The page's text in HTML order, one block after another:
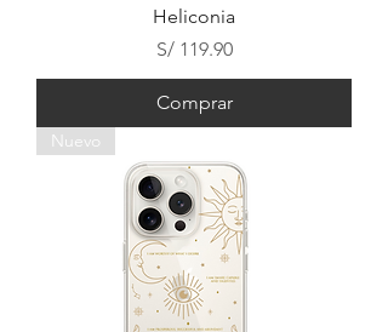
Heliconia
Precio
S/ 119.90
Comprar
Nuevo